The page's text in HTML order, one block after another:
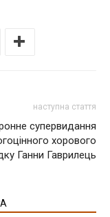
наступна стаття
супервидання
хорового
Ганни Гаврилець